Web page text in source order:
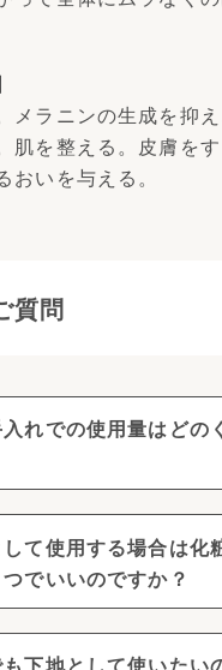
メラニンの生成を抑え
肌を整える。皮膚を
いを与える。
質問
れでの使用量はどの
て使用する場合は化
でいいのですか？